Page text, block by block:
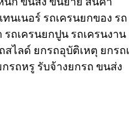
นเนอร์ รถเครนยกของ รถ
รถเครนยกปูน รถเครนงาน
สไลด์ ยกรถอุบัติเหตุ ยกรถ
รถหรู รับจ้างยกรถ ขนส่ง